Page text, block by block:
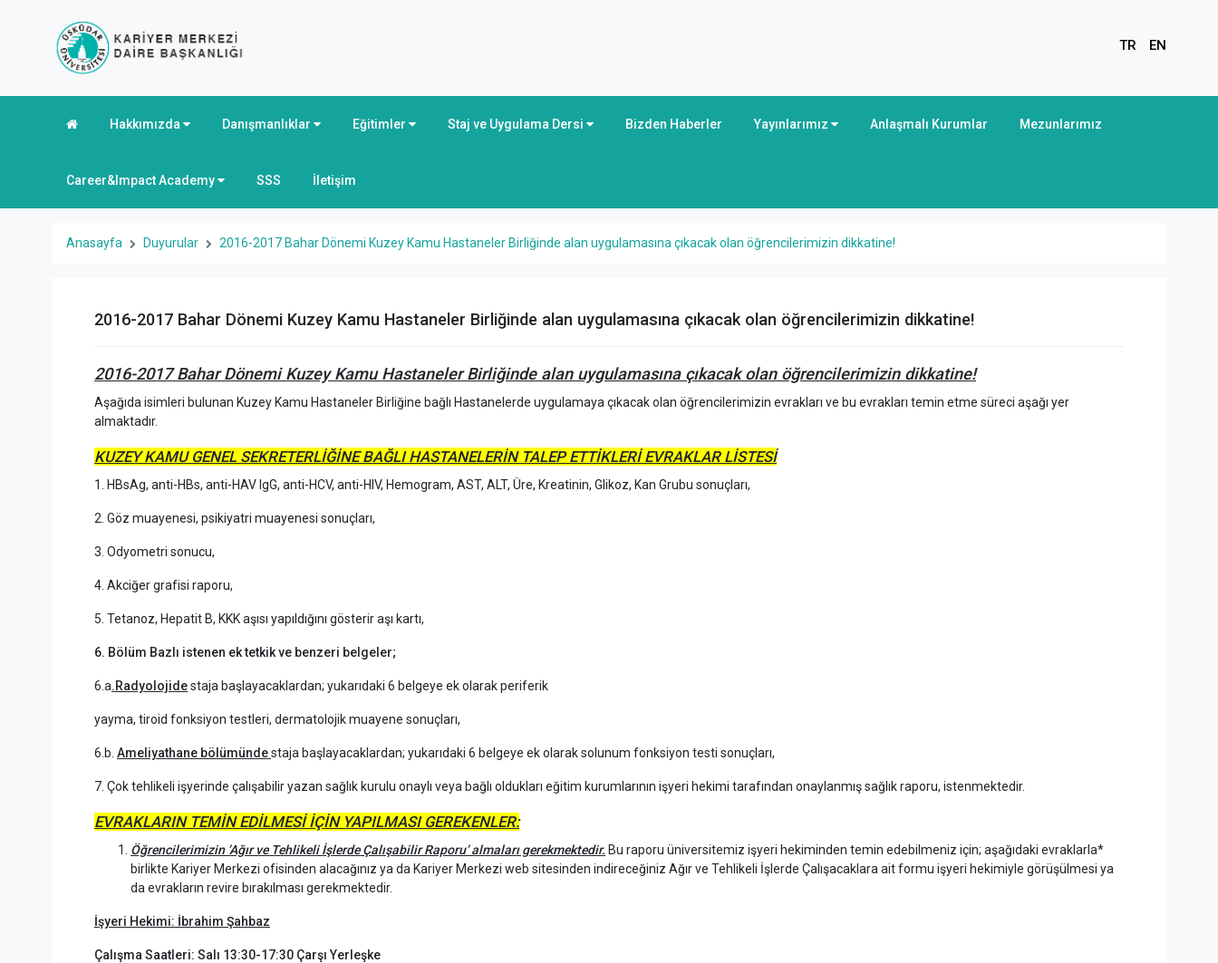
TR EN
Hakkımızda Danışmanlıklar Eğitimler Staj ve Uygulama Dersi Bizden Haberler Yayınlarımız Anlaşmalı Kurumlar Mezunlarımız
Career&Impact Academy SSS İletişim
Anasayfa Duyurular 2016-2017 Bahar Dönemi Kuzey Kamu Hastaneler Birliğinde alan uygulamasına çıkacak olan öğrencilerimizin dikkatine!
2016-2017 Bahar Dönemi Kuzey Kamu Hastaneler Birliğinde alan uygulamasına çıkacak olan öğrencilerimizin dikkatine!
2016-2017 Bahar Dönemi Kuzey Kamu Hastaneler Birliğinde alan uygulamasına çıkacak olan öğrencilerimizin dikkatine!
Aşağıda isimleri bulunan Kuzey Kamu Hastaneler Birliğine bağlı Hastanelerde uygulamaya çıkacak olan öğrencilerimizin evrakları ve bu evrakları temin etme süreci aşağı yer
almaktadır.
KUZEY KAMU GENEL SEKRETERLİĞİNE BAĞLI HASTANELERİN TALEP ETTİKLERİ EVRAKLAR LİSTESİ
1. HBsAg, anti-HBs, anti-HAV IgG, anti-HCV, anti-HIV, Hemogram, AST, ALT, Üre, Kreatinin, Glikoz, Kan Grubu sonuçları,
2. Göz muayenesi, psikiyatri muayenesi sonuçları,
3. Odyometri sonucu,
4. Akciğer grafisi raporu,
5. Tetanoz, Hepatit B, KKK aşısı yapıldığını gösterir aşı kartı,
6. Bölüm Bazlı istenen ek tetkik ve benzeri belgeler;
6.a.Radyolojidestaja başlayacaklardan; yukarıdaki 6 belgeye ek olarak periferik
yayma, tiroid fonksiyon testleri, dermatolojik muayene sonuçları,
6.b. Ameliyathane bölümündestaja başlayacaklardan; yukarıdaki 6 belgeye ek olarak solunum fonksiyon testi sonuçları,
7. Çok tehlikeli işyerinde çalışabilir yazan sağlık kurulu onaylı veya bağlı oldukları eğitim kurumlarının işyeri hekimi tarafından onaylanmış sağlık raporu, istenmektedir.
EVRAKLARIN TEMİN EDİLMESİ İÇİN YAPILMASI GEREKENLER:
Öğrencilerimizin ’Ağır ve Tehlikeli İşlerde Çalışabilir Raporu’ almaları gerekmektedir. Bu raporu üniversitemiz işyeri hekiminden temin edebilmeniz için; aşağıdaki evraklarla*
birlikte Kariyer Merkezi ofisinden alacağınız ya da Kariyer Merkezi web sitesinden indireceğiniz Ağır ve Tehlikeli İşlerde Çalışacaklara ait formu işyeri hekimiyle görüşülmesi ya
da evrakların revire bırakılması gerekmektedir.
İşyeri Hekimi: İbrahim Şahbaz
Çalışma Saatleri: Salı 13:30-17:30 Çarşı Yerleşke